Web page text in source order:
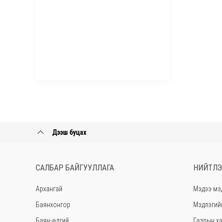
Дээш буцах
САЛБАР БАЙГУУЛЛАГА
Архангай
Баянхонгор
Мэдээ